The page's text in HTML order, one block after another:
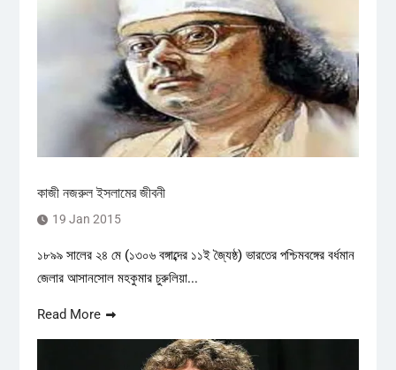
কাজী নজরুল ইসলামের জীবনী
19 Jan 2015
১৮৯৯ সালের ২৪ মে (১৩০৬ বঙ্গাব্দের ১১ই জ্যৈষ্ঠ) ভারতের পশ্চিমবঙ্গের বর্ধমান
জেলার আসানসোল মহকুমার চুরুলিয়া...
Read More